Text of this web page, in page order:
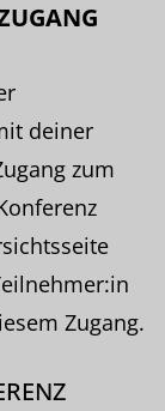
deiner
zum
Zugang.